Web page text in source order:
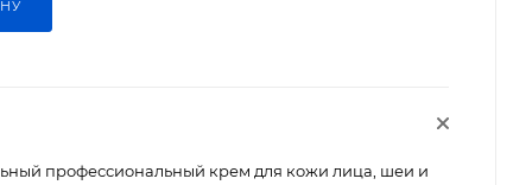
профессиональный крем для кожи лица, шеи и